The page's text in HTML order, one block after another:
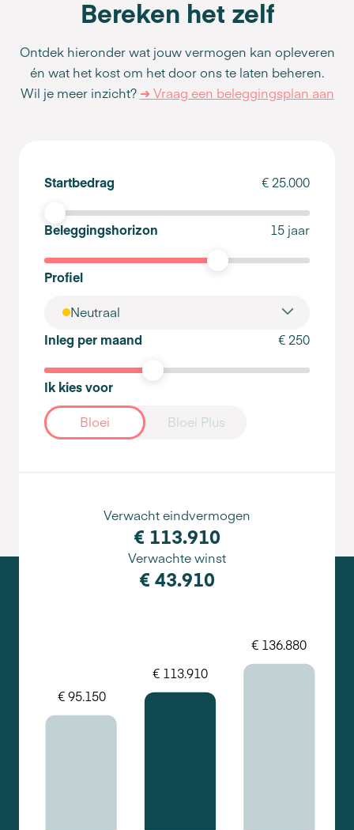
Bereken het zelf
Ontdek hieronder wat jouw vermogen kan opleveren
én wat het kost om het door ons te laten beheren.
Wil je meer inzicht? ➜ Vraag een beleggingsplan aan
€ 25.000
Startbedrag
15 jaar
Beleggingshorizon
Profiel
Neutraal
€ 250
Inleg per maand
Ik kies voor
Bloei Bloei Plus
Verwacht eindvermogen
€ 113.910
Verwachte winst
€ 43.910